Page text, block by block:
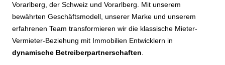
Vorarlberg, der Schweiz und Vorarlberg. Mit unserem
bewährten Geschäftsmodell, unserer Marke und unserem
erfahrenen Team transformieren wir die klassische Mieter-
Vermieter-Beziehung mit Immobilien Entwicklern in
dynamische Betreiberpartnerschaften